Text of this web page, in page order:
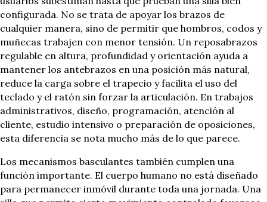
configurada. No se trata de apoyar los brazos de
cualquier manera, sino de permitir que hombros, codos y
muñecas trabajen con menor tensión. Un reposabrazos
regulable en altura, profundidad y orientación ayuda a
mantener los antebrazos en una posición más natural,
reduce la carga sobre el trapecio y facilita el uso del
teclado y el ratón sin forzar la articulación. En trabajos
administrativos, diseño, programación, atención al
cliente, estudio intensivo o preparación de oposiciones,
esta diferencia se nota mucho más de lo que parece.
Los mecanismos basculantes también cumplen una
función importante. El cuerpo humano no está diseñado
para permanecer inmóvil durante toda una jornada. Una